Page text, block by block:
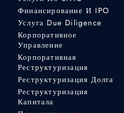
Финансирование И IPO
Услуга Due Diligence
Корпоративное
Управление
Корпоративная
Реструктуризация
Реструктуризация Долга
Реструктуризация
Капитала